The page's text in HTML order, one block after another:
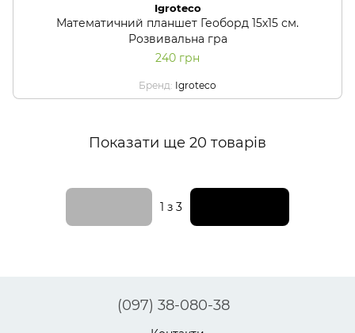
Igroteco
Математичний планшет Геоборд 15х15 см.
Розвивальна гра
240 грн
Бренд Igroteco
Показати ще 20 товарів
1 з 3
(097) 38-080-38